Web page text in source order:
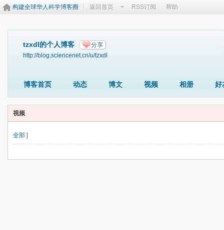
构建全球华人科学博客圈 返回首页 RSS订阅 帮助
tzxdl的个人博客 分享
http://blog.sciencenet.cn/u/tzxdl
博客首页 动态 博文 视频 相册 好
视频
全部